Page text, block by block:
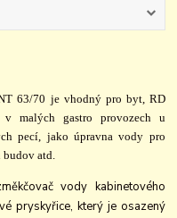
63/70 je vhodný pro byt, RD
malých gastro provozech u
pecí, jako úpravna vody pro
budov atd.
vody kabinetového
pryskyřice, který je osazený